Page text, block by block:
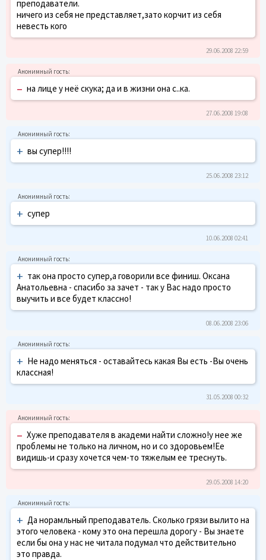
преподаватели.
ничего из себя не представляет,зато корчит из себя
невесть кого
29.06.2008 22:59
– на лице у неё скука; да и в жизни она с..ка.
27.06.2008 19:08
+ вы супер!!!!
25.06.2008 23:12
+ супер
10.06.2008 02:41
+ так она просто супер,а говорили все финиш. Оксана
Анатольевна - спасибо за зачет - так у Вас надо просто
выучить и все будет классно!
08.06.2008 23:06
+ Не надо меняться - оставайтесь какая Вы есть -Вы очень
классная!
31.05.2008 00:32
– Хуже преподавателя в академи найти сложно!у нее же
проблемы не только на личном, но и со здоровьем!Ее
видишь-и сразу хочется чем-то тяжелым ее треснуть.
29.05.2008 14:20
+ Да норамльный преподаватель. Сколько грязи вылито на
этого человека - кому это она перешла дорогу - Вы знаете
если бы она у нас не читала подумал что действительно
это правда.